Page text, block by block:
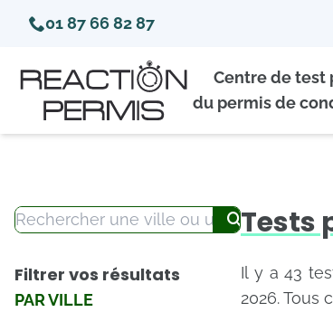
01 87 66 82 87
Centre de test
du permis de
Filtrer vos résultats
PAR VILLE
Tests
Il y a 43
2026. Tous